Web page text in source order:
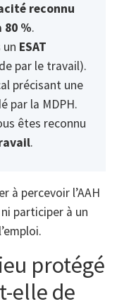
reconnu
80 %.
ESAT
par le travail).
précisant une
par la MDPH.
êtes reconnu
.
à percevoir l’AAH
participer à un
protégé
elle de